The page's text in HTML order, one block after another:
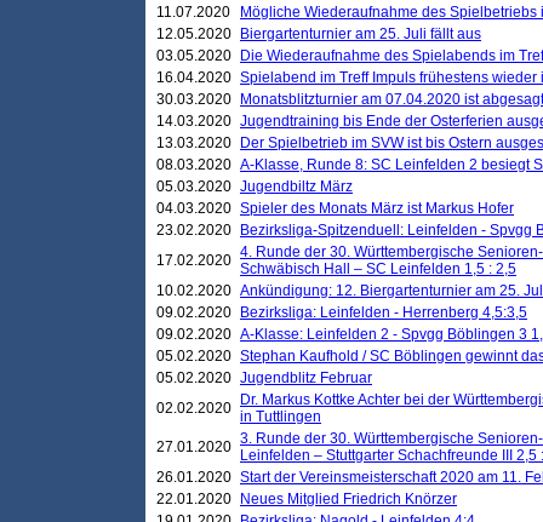
11.07.2020
Mögliche Wiederaufnahme des Spielbetriebs
12.05.2020
Biergartenturnier am 25. Juli fällt aus
03.05.2020
Die Wiederaufnahme des Spielabends im
16.04.2020 Spielabend im Treff Impuls frühestens wieder
30.03.2020
Monatsblitzturnier am 07.04.2020 ist abgesagt
14.03.2020 Jugendtraining bis Ende der Osterferien
13.03.2020
Der Spielbetrieb im SVW ist bis Ostern
08.03.2020 A-Klasse, Runde 8: SC Leinfelden 2 besiegt
05.03.2020 Jugendbiltz März
04.03.2020 Spieler des Monats März ist Markus Hofer
23.02.2020
Bezirksliga-Spitzenduell: Leinfelden - Spvgg
17.02.2020 4. Runde der 30. Württembergische
Schwäbisch Hall – SC Leinfelden 1,5 : 2,5
10.02.2020 Ankündigung: 12. Biergartenturnier am 25.
09.02.2020
Bezirksliga: Leinfelden - Herrenberg 4,5:3,5
09.02.2020 A-Klasse: Leinfelden 2 - Spvgg Böblingen 3
05.02.2020 Stephan Kaufhold / SC Böblingen gewinnt
05.02.2020 Jugendblitz Februar
02.02.2020
Dr. Markus Kottke Achter bei der
in Tuttlingen
27.01.2020 3. Runde der 30. Württembergische
Leinfelden – Stuttgarter Schachfreunde III 2,5
26.01.2020 Start der Vereinsmeisterschaft 2020 am 11.
22.01.2020
Neues Mitglied Friedrich Knörzer